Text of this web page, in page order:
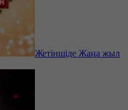
Жетіншіде Жаңа жыл